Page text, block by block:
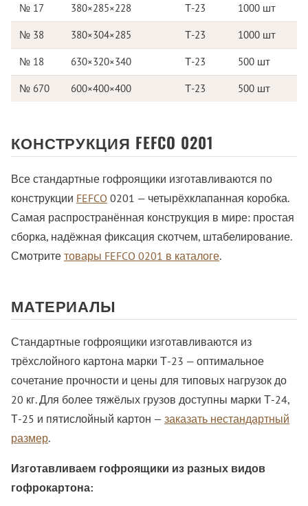
№ 17 380×285×228 Т-23 1000 шт
№ 38 380×304×285 Т-23 1000 шт
№ 18 630×320×340 Т-23 500 шт
№ 670 600×400×400 Т-23 500 шт
КОНСТРУКЦИЯ FEFCO 0201
Все стандартные гофроящики изготавливаются по
конструкции FEFCO 0201 — четырёхклапанная коробка.
Самая распространённая конструкция в мире: простая
сборка, надёжная фиксация скотчем, штабелирование.
Смотрите товары FEFCO 0201 в каталоге.
МАТЕРИАЛЫ
Стандартные гофроящики изготавливаются из
трёхслойного картона марки Т-23 — оптимальное
сочетание прочности и цены для типовых нагрузок до
20 кг. Для более тяжёлых грузов доступны марки Т-24,
Т-25 и пятислойный картон — заказать нестандартный
размер.
Изготавливаем гофроящики из разных видов
гофрокартона: